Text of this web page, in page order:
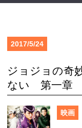
2017/5/24
ジョジョの奇
ない 第一章
映画